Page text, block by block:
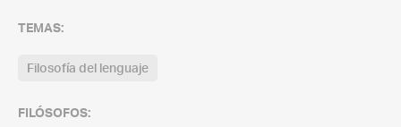
TEMAS:
Filosofía del lenguaje
FILÓSOFOS: